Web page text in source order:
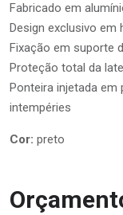
Fabricado em
Design exclusivo
Fixação em suporte
Proteção total da
Ponteira injetada
intempéries
Cor: preto